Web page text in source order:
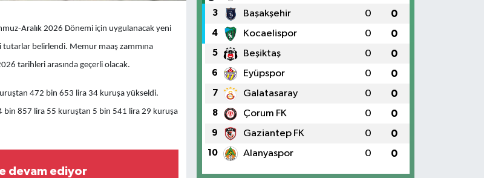
Aralık 2026 Dönemi için uygulanacak yeni
tutarlar belirlendi. Memur maaş zammına
tarihleri arasında geçerli olacak.
472 bin 653 lira 34 kuruşa yükseldi.
bin 857 lira 55 kuruştan 5 bin 541 lira 29 kuruşa
devam ediyor
3 Başakşehir 0 0
4 Kocaelispor 0 0
5 Beşiktaş 0 0
6 Eyüpspor 0 0
7 Galatasaray 0 0
8 Çorum FK 0 0
9 Gaziantep FK 0 0
10 Alanyaspor 0 0